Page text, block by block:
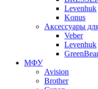
Levenhuk
Konus
Аксессуары
Veber
Levenhuk
МФУ
Avision
Brother